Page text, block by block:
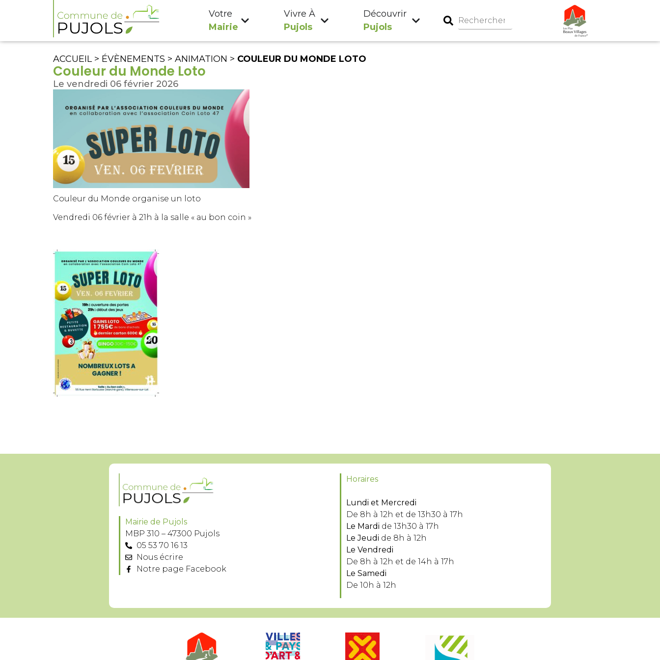
Votre
Mairie
Vivre À
Pujols
Découvrir
Pujols
ACCUEIL> ÉVÈNEMENTS > ANIMATION > COULEUR DU MONDE LOTO
Couleur du Monde Loto
Le vendredi 06 février 2026
Couleur du Monde organise un loto
Vendredi 06 février à 21h à la salle « au bon coin »
Mairie de Pujols
MBP 310 – 47300 Pujols
05 53 70 16 13
Nous écrire
Notre page Facebook
Horaires
Lundi et Mercredi
De 8h à 12h et de 13h30 à 17h
Le Mardi de 13h30 à 17h
Le Jeudi de 8h à 12h
Le Vendredi
De 8h à 12h et de 14h à 17h
Le Samedi
De 10h à 12h